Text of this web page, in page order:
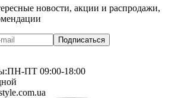
новости, акции и распродажи,
Подписаться
ПН-ПТ 09:00-18:00